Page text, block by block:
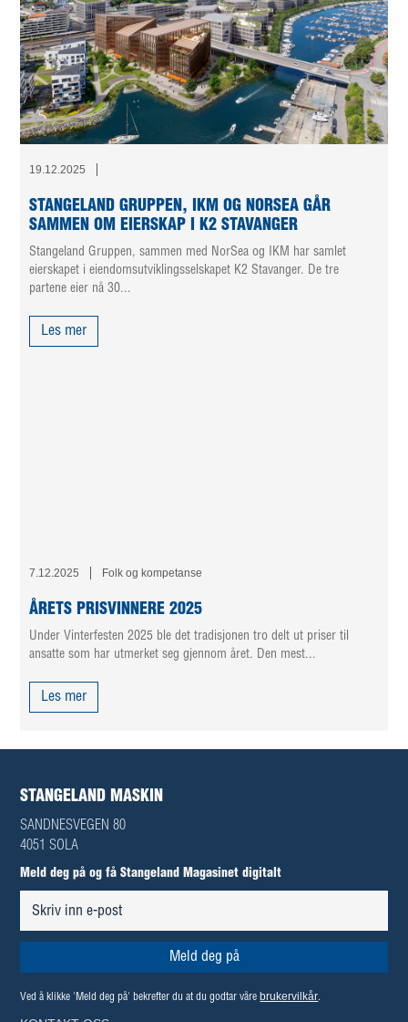
19.12.2025
STANGELAND GRUPPEN, IKM OG NORSEA GÅR
SAMMEN OM EIERSKAP I K2 STAVANGER
Stangeland Gruppen, sammen med NorSea og IKM har samlet
eierskapet i eiendomsutviklingsselskapet K2 Stavanger. De tre
partene eier nå 30...
Les mer
7.12.2025 Folk og kompetanse
ÅRETS PRISVINNERE 2025
Under Vinterfesten 2025 ble det tradisjonen tro delt ut priser til
ansatte som har utmerket seg gjennom året. Den mest...
Les mer
STANGELAND MASKIN
SANDNESVEGEN 80
4051 SOLA
Meld deg på og få Stangeland Magasinet digitalt
Ved å klikke 'Meld deg på' bekrefter du at du godtar våre brukervilkår.